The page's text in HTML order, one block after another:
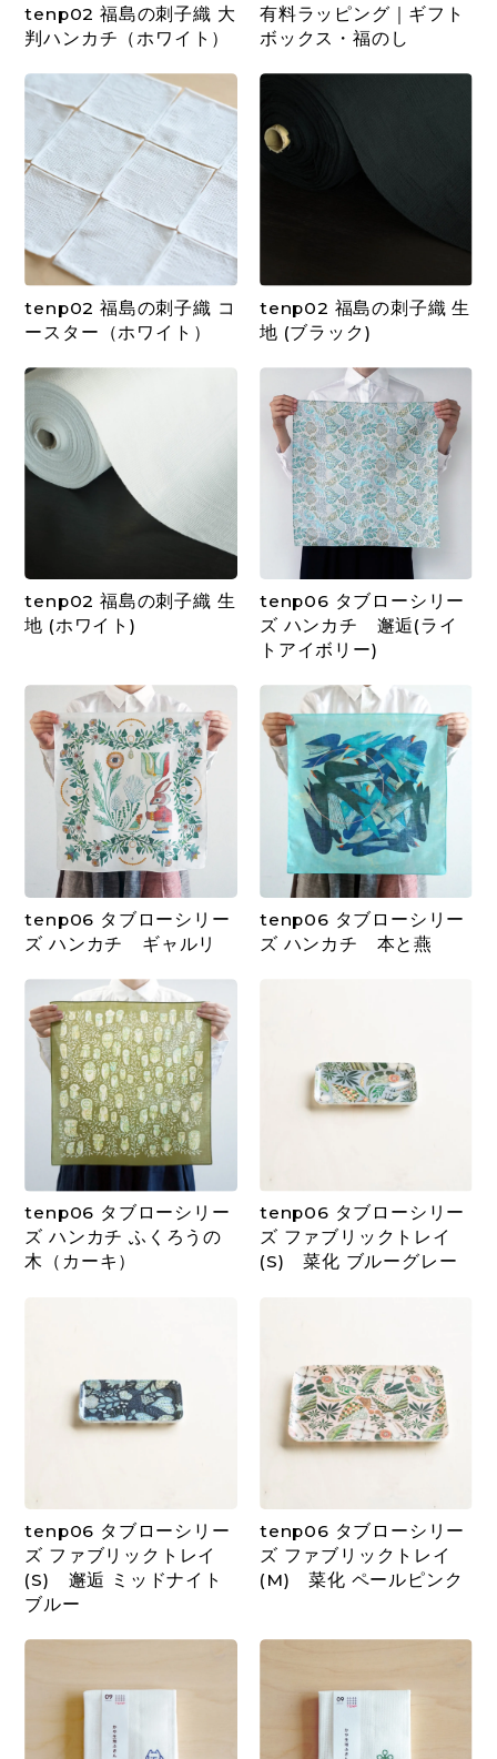
tenp02 福島の刺子織 大
判ハンカチ（ホワイト）
有料ラッピング｜ギフト
ボックス・福のし
tenp02 福島の刺子織 コ
ースター（ホワイト）
tenp02 福島の刺子織 生
地 (ブラック)
tenp02 福島の刺子織 生
地 (ホワイト)
tenp06 タブローシリー
ズ ハンカチ 邂逅(ライ
トアイボリー)
tenp06 タブローシリー
ズ ハンカチ ギャルリ
tenp06 タブローシリー
ズ ハンカチ 本と燕
tenp06 タブローシリー
ズ ハンカチ ふくろうの
木（カーキ）
tenp06 タブローシリー
ズ ファブリックトレイ
(S) 菜化 ブルーグレー
tenp06 タブローシリー
ズ ファブリックトレイ
(S) 邂逅 ミッドナイト
ブルー
tenp06 タブローシリー
ズ ファブリックトレイ
(M) 菜化 ペールピンク